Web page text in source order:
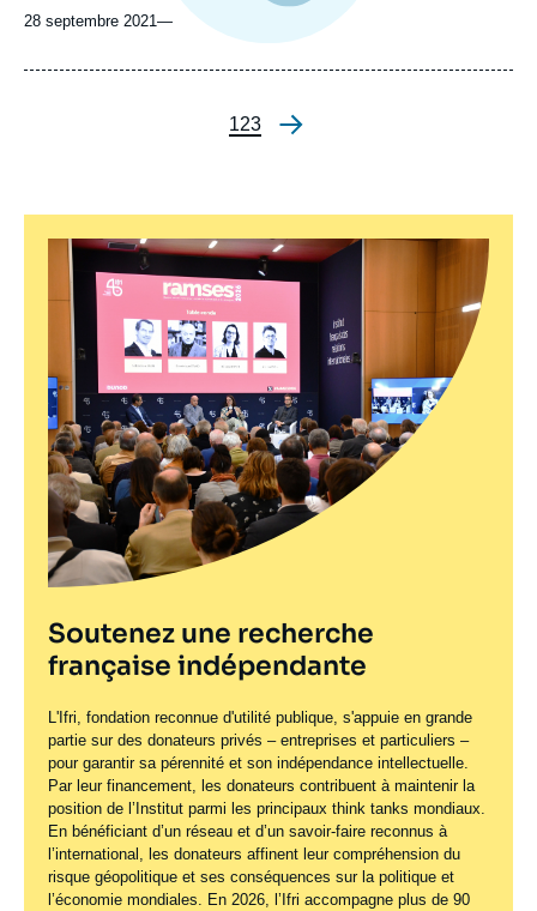
28 septembre 2021—
Pagination
Page
1Page
2Page
3
Soutenez une recherche
française indépendante
L'Ifri, fondation reconnue d'utilité publique, s'appuie en grande
partie sur des donateurs privés – entreprises et particuliers –
pour garantir sa pérennité et son indépendance intellectuelle.
Par leur financement, les donateurs contribuent à maintenir la
position de l’Institut parmi les principaux think tanks mondiaux.
En bénéficiant d’un réseau et d’un savoir-faire reconnus à
l’international, les donateurs affinent leur compréhension du
risque géopolitique et ses conséquences sur la politique et
l’économie mondiales. En 2026, l’Ifri accompagne plus de 90